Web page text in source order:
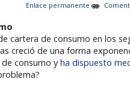
Enlace permanente
cartera de consumo en los
creció de una forma
consumo y ha dispuesto